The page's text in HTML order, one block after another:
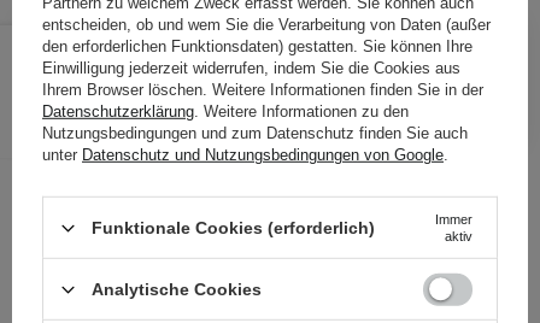
10,99 € /Stk.
IN DEN WARENKORB
Folgende Produkte wurden von
entscheiden, ob und wem Sie die Verarbeitung von Daten (außer
den erforderlichen Funktionsdaten) gestatten. Sie können Ihre
Einwilligung jederzeit widerrufen, indem Sie die Cookies aus
Ihrem Browser löschen. Weitere Informationen finden Sie in der
Datenschutzerklärung . Weitere Informationen zu den
Nutzungsbedingungen und zum Datenschutz finden Sie auch
unter Datenschutz und Nutzungsbedingungen von Google
Funktionale Cookies (erforderlich)
Immer
aktiv
Analytische Cookies